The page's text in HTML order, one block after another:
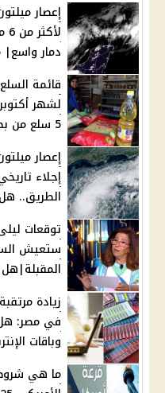
إعصار
دمار واسع|
قائمة
5 سلع من بطاقات التموين؟
إعصار
إجلاء
الطريق..
ستعيش
زيادة
في مصر:
وباقات
ما هي